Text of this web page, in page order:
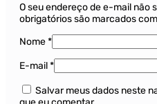
O seu endereço de e-mail não
obrigatórios são marcados com
Nome*
E-mail*
Salvar meus dados neste